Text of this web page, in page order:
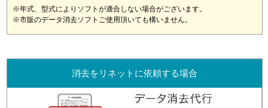
※年式、型式によりソフトが適合しない場合がございます。
※市販のデータ消去ソフトご使用頂いても構いません。
消去をリネットに依頼する場合